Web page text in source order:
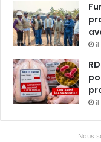
il
il
Nous